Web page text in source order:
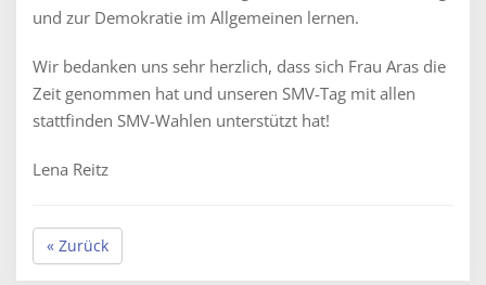
und zur Demokratie im Allgemeinen lernen.
Wir bedanken uns sehr herzlich, dass sich Frau Aras die
Zeit genommen hat und unseren SMV-Tag mit allen
stattfinden SMV-Wahlen unterstützt hat!
Lena Reitz
« Zurück